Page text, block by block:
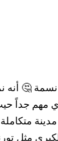
نسمة 🤔 أنه
مهم جداً
مثل